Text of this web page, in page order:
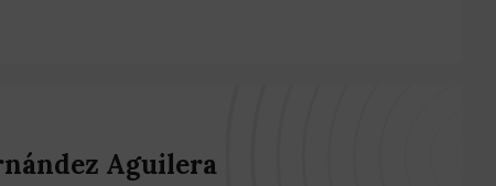
Aguilera